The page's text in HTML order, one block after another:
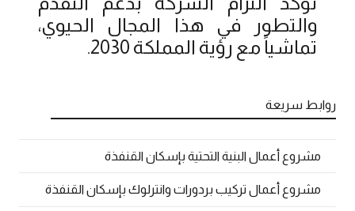
والتطور في هذا المجال الحيوي،
تماشياً مع رؤية المملكة 2030.
روابط سريعة
مشروع أعمال البنية التحتية بإسكان القنفذة
مشروع أعمال تركيب بردورات وانترلوك بإسكان القنفذة